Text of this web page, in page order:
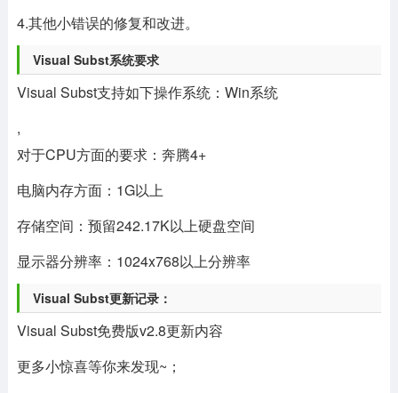
4.其他小错误的修复和改进。
Visual Subst系统要求
Visual Subst支持如下操作系统：Win系统
,
对于CPU方面的要求：奔腾4+
电脑内存方面：1G以上
存储空间：预留242.17K以上硬盘空间
显示器分辨率：1024x768以上分辨率
Visual Subst更新记录：
Visual Subst免费版v2.8更新内容
更多小惊喜等你来发现~；